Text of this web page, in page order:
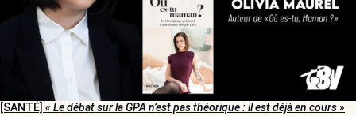
[SANTÉ] « Le débat sur la GPA n’est pas théorique : il est déjà en cours »